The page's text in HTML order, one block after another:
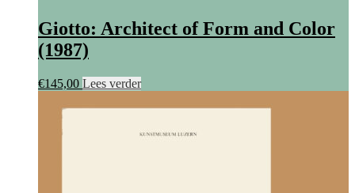
Giotto: Architect of Form and Color
(1987)
€145,00 Lees verder